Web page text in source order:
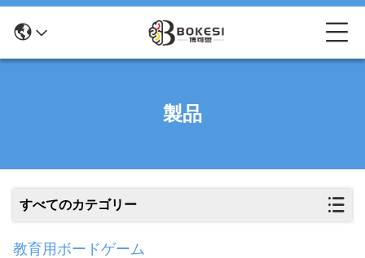
製品
すべてのカテゴリー
教育用ボードゲーム